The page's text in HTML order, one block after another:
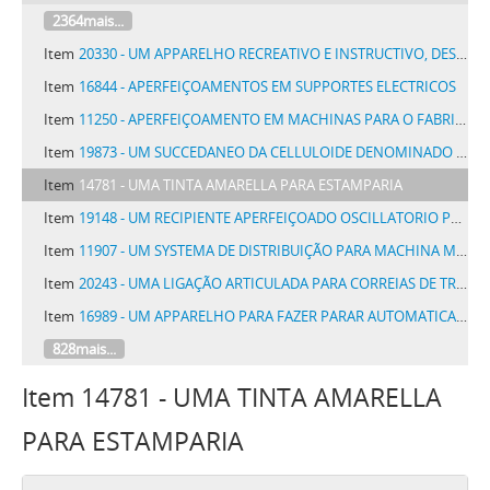
2364mais...
Item 20330 - UM APPARELHO RECREATIVO E INSTRUCTIVO, DESTINADO A RESPONDER QUALQUER PERGUNTA SOBRE QUALQUER ASSUNTO, DENOMINADO ORACULO IDEAL
Item 16844 - APERFEIÇOAMENTOS EM SUPPORTES ELECTRICOS
Item 11250 - APERFEIÇOAMENTO EM MACHINAS PARA O FABRICO DE OBJETOS DE VIDRO OCOS
Item 19873 - UM SUCCEDANEO DA CELLULOIDE DENOMINADO CELLITE E PROCESSO DE SUA FABRICAÇÃO
Item 14781 - UMA TINTA AMARELLA PARA ESTAMPARIA
Item 19148 - UM RECIPIENTE APERFEIÇOADO OSCILLATORIO PARA SABAO LIQUIDO E SEMELHANTE
Item 11907 - UM SYSTEMA DE DISTRIBUIÇÃO PARA MACHINA MOTRIZ
Item 20243 - UMA LIGAÇÃO ARTICULADA PARA CORREIAS DE TRANSMISSÃO E SEMELHANTE
Item 16989 - UM APPARELHO PARA FAZER PARAR AUTOMATICAMENTE UM MOTOR A LUBRIFICAÇÃO FORÇADA, NO CASO DE DEFEITO NA LUBRIFICAÇÃO
828mais...
Item 14781 - UMA TINTA AMARELLA
PARA ESTAMPARIA